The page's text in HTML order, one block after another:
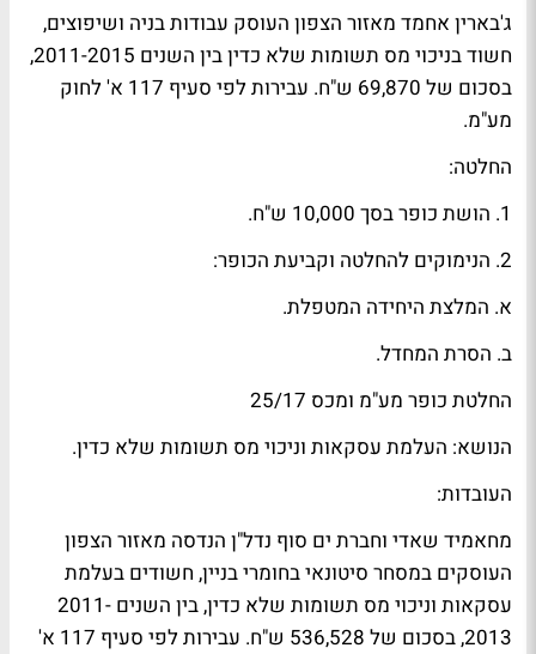
ג'בארין אחמד מאזור הצפון העוסק עבודות בניה ושיפוצים,
חשוד בניכוי מס תשומות שלא כדין בין השנים 2011-2015,
בסכום של 69,870 ש"ח. עבירות לפי סעיף 117 א' לחוק
מע"מ.
החלטה:
1. הושת כופר בסך 10,000 ש"ח.
2. הנימוקים להחלטה וקביעת הכופר:
א. המלצת היחידה המטפלת.
ב. הסרת המחדל.
החלטת כופר מע"מ ומכס 25/17
הנושא: העלמת עסקאות וניכוי מס תשומות שלא כדין.
העובדות:
מחאמיד שאדי וחברת ים סוף נדל"ן הנדסה מאזור הצפון
העוסקים במסחר סיטונאי בחומרי בניין, חשודים בעלמת
עסקאות וניכוי מס תשומות שלא כדין, בין השנים 2011-
2013, בסכום של 536,528 ש"ח. עבירות לפי סעיף 117 א'